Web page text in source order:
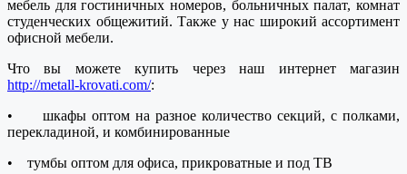
мебель для гостиничных номеров, больничных палат, комнат
студенческих общежитий. Также у нас широкий ассортимент
офисной мебели.
Что вы можете купить через наш интернет магазин
http://metall-krovati.com/:
•
шкафы оптом на разное количество секций, с полками,
перекладиной, и комбинированные
•
тумбы оптом для офиса, прикроватные и под ТВ